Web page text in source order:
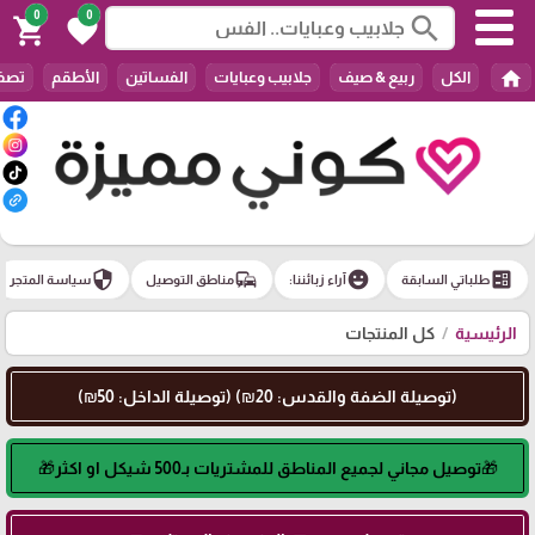
search
0
favorite
0
shopping_cart
home الكل ربيع & صيف جلابيب وعبايات الفساتين الأطقم
ballotطلباتي السابقة emoji_emotionsآراء زبائننا: commuteمناطق التوصيل securityسياسة المتجر
الرئيسية كل المنتجات
(توصيلة الضفة والقدس: 20₪) (توصيلة الداخل: 50₪)
🎁توصيل مجاني لجميع المناطق للمشتريات بـ500 شيكل او اكثر🎁